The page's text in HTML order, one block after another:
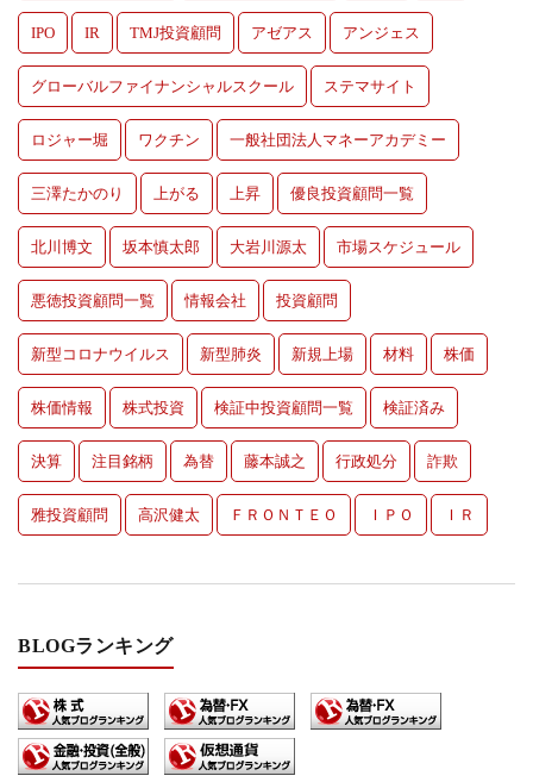
IPO IR TMJ投資顧問 アゼアス アンジェス
グローバルファイナンシャルスクール ステマサイト
ロジャー堀 ワクチン 一般社団法人マネーアカデミー
三澤たかのり 上がる 上昇 優良投資顧問一覧
北川博文 坂本慎太郎 大岩川源太 市場スケジュール
悪徳投資顧問一覧 情報会社 投資顧問
新型コロナウイルス 新型肺炎 新規上場 材料 株価
株価情報 株式投資 検証中投資顧問一覧 検証済み
決算 注目銘柄 為替 藤本誠之 行政処分 詐欺
雅投資顧問 高沢健太 ＦＲＯＮＴＥＯ ＩＰＯ ＩＲ
BLOGランキング